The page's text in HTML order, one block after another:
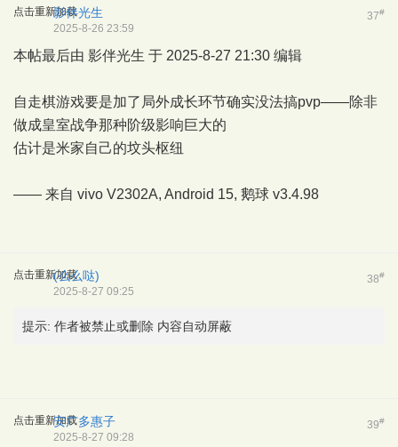
点击重新加载 37#
影伴光生
2025-8-26 23:59
本帖最后由 影伴光生 于 2025-8-27 21:30 编辑
自走棋游戏要是加了局外成长环节确实没法搞pvp——除非
做成皇室战争那种阶级影响巨大的
估计是米家自己的坟头枢纽
—— 来自 vivo V2302A, Android 15, 鹅球 v3.4.98
点击重新加载 38#
(么么哒)
2025-8-27 09:25
提示: 作者被禁止或删除 内容自动屏蔽
点击重新加载 39#
安广多惠子
2025-8-27 09:28